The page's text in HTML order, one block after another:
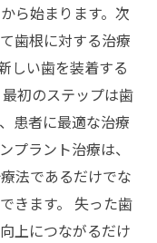
ら始まります。次
歯根に対する治療
しい歯を装着する
初のステップは歯
患者に最適な治療
プラント治療は、
法であるだけでな
きます。 失った歯
上につながるだけ